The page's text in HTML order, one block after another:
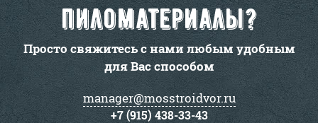
пиломатериалы?
Просто свяжитесь с нами любым удобным
для Вас способом
manager@mosstroidvor.ru
+7 (915) 438-33-43